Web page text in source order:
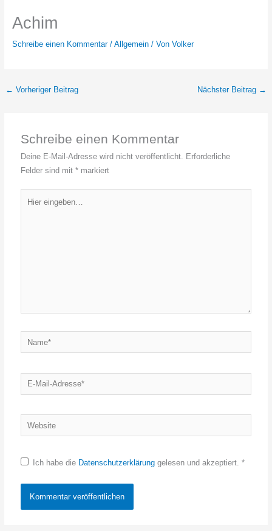
Achim
Schreibe einen Kommentar / Allgemein/ Von Volker
← Vorheriger Beitrag Nächster Beitrag →
Schreibe einen Kommentar
Deine E-Mail-Adresse wird nicht veröffentlicht. Erforderliche
Felder sind mit* markiert
eingeben…
Name*
E-
Mail-
Website
Ich habe die Datenschutzerklärunggelesen und akzeptiert. *